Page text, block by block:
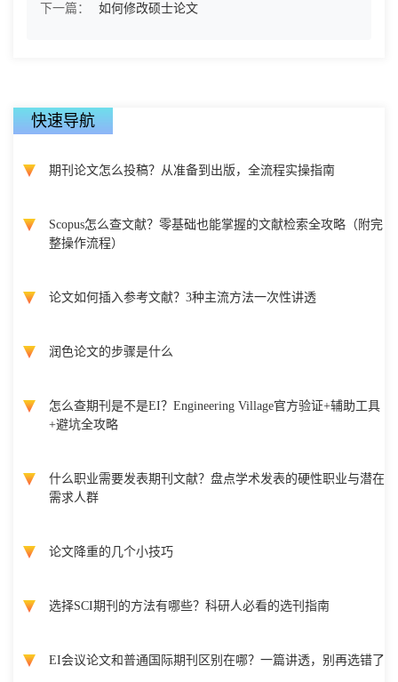
下一篇：
如何修改硕士论文
快速导航
期刊论文怎么投稿？从准备到出版，全流程实操指南
Scopus怎么查文献？零基础也能掌握的文献检索全攻略（附完
整操作流程）
论文如何插入参考文献？3种主流方法一次性讲透
润色论文的步骤是什么
怎么查期刊是不是EI？Engineering Village官方验证+辅助工具
+避坑全攻略
什么职业需要发表期刊文献？盘点学术发表的硬性职业与潜在
需求人群
论文降重的几个小技巧
选择SCI期刊的方法有哪些？科研人必看的选刊指南
EI会议论文和普通国际期刊区别在哪？一篇讲透，别再选错了